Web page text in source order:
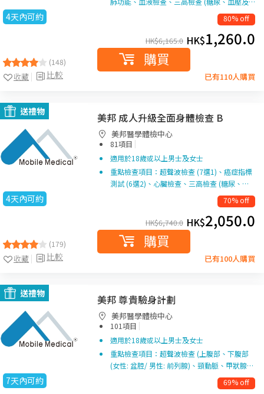
4天內可約
(148)
比較
收藏
80% off
HK$6,165.0 HK$1,260.0
購買
已有110人購買
送禮物
4天內可約
(179)
比較
收藏
美邦 成人升級全面身體檢查 B
美邦醫學體檢中心
81項目 |
適用於18歲或以上男士及女士
重點檢查項目：超聲波檢查 (7選1)、癌症指標
測試 (6選2)、心臟檢查、三高檢查 (糖尿、…
70% off
HK$6,740.0 HK$2,050.0
購買
已有100人購買
送禮物
7天內可約
美邦 尊貴驗身計劃
美邦醫學體檢中心
101項目 |
適用於18歲或以上男士及女士
重點檢查項目：超聲波檢查 (上腹部、下腹部
(女性: 盆腔/ 男性: 前列腺)、頸動脈、甲狀腺…
69% off